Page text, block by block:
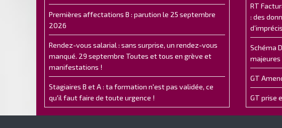
Premières affectations B : parution le 25 septembre
2026
Rendez-vous salarial : sans surprise, un rendez-vous
manqué. 29 septembre Toutes et tous en grève et
manifestations !
Stagiaires B et A : ta formation n'est pas validée, ce
qu'il faut faire de toute urgence !
RT
: des
Schéma
GT
GT prise